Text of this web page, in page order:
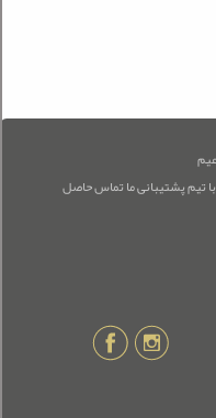
می توانید هر روز از ساعت ۸:۳۰ تا ۲۱:۰۰ با تیم پشتیبانی ما تماس حاصل